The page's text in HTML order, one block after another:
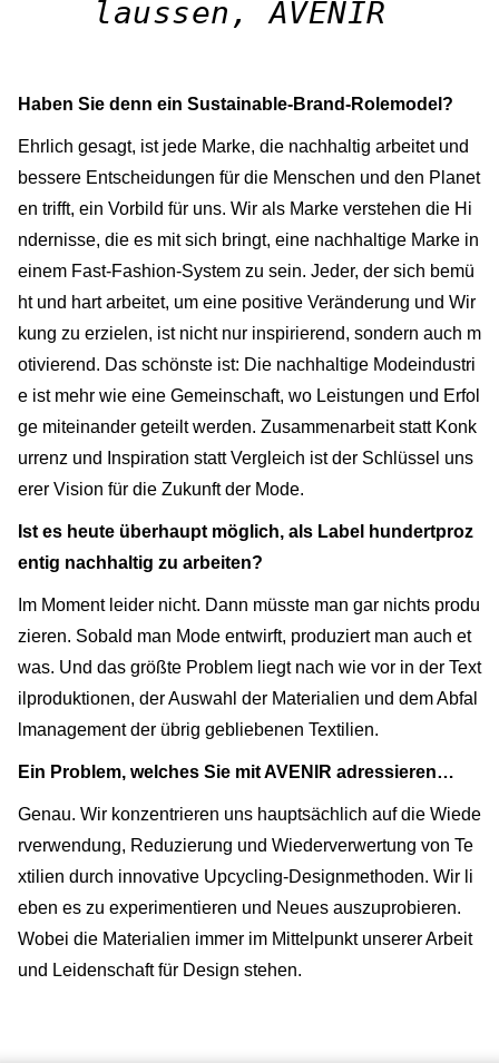
laussen, AVENIR
Haben Sie denn ein Sustainable-Brand-Rolemodel?
Ehrlich gesagt, ist jede Marke, die nachhaltig arbeitet und
bessere Entscheidungen für die Menschen und den Planet
en trifft, ein Vorbild für uns. Wir als Marke verstehen die Hi
ndernisse, die es mit sich bringt, eine nachhaltige Marke in
einem Fast-Fashion-System zu sein. Jeder, der sich bemü
ht und hart arbeitet, um eine positive Veränderung und Wir
kung zu erzielen, ist nicht nur inspirierend, sondern auch m
otivierend. Das schönste ist: Die nachhaltige Modeindustri
e ist mehr wie eine Gemeinschaft, wo Leistungen und Erfol
ge miteinander geteilt werden. Zusammenarbeit statt Konk
urrenz und Inspiration statt Vergleich ist der Schlüssel uns
erer Vision für die Zukunft der Mode.
Ist es heute überhaupt möglich, als Label hundertproz
entig nachhaltig zu arbeiten?
Im Moment leider nicht. Dann müsste man gar nichts produ
zieren. Sobald man Mode entwirft, produziert man auch et
was. Und das größte Problem liegt nach wie vor in der Text
ilproduktionen, der Auswahl der Materialien und dem Abfal
lmanagement der übrig gebliebenen Textilien.
Ein Problem, welches Sie mit AVENIR adressieren…
Genau. Wir konzentrieren uns hauptsächlich auf die Wiede
rverwendung, Reduzierung und Wiederverwertung von Te
xtilien durch innovative Upcycling-Designmethoden. Wir li
eben es zu experimentieren und Neues auszuprobieren.
Wobei die Materialien immer im Mittelpunkt unserer Arbeit
und Leidenschaft für Design stehen.